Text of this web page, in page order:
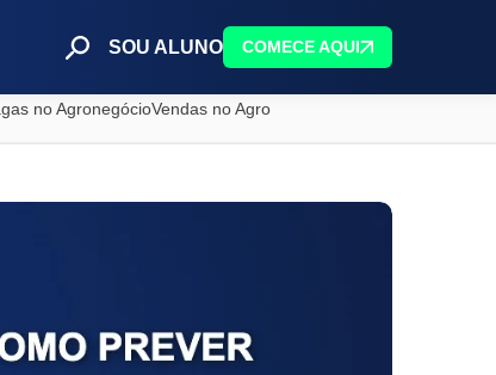
SOU ALUNO COMECE AQUI
no AgronegócioVendas no Agro